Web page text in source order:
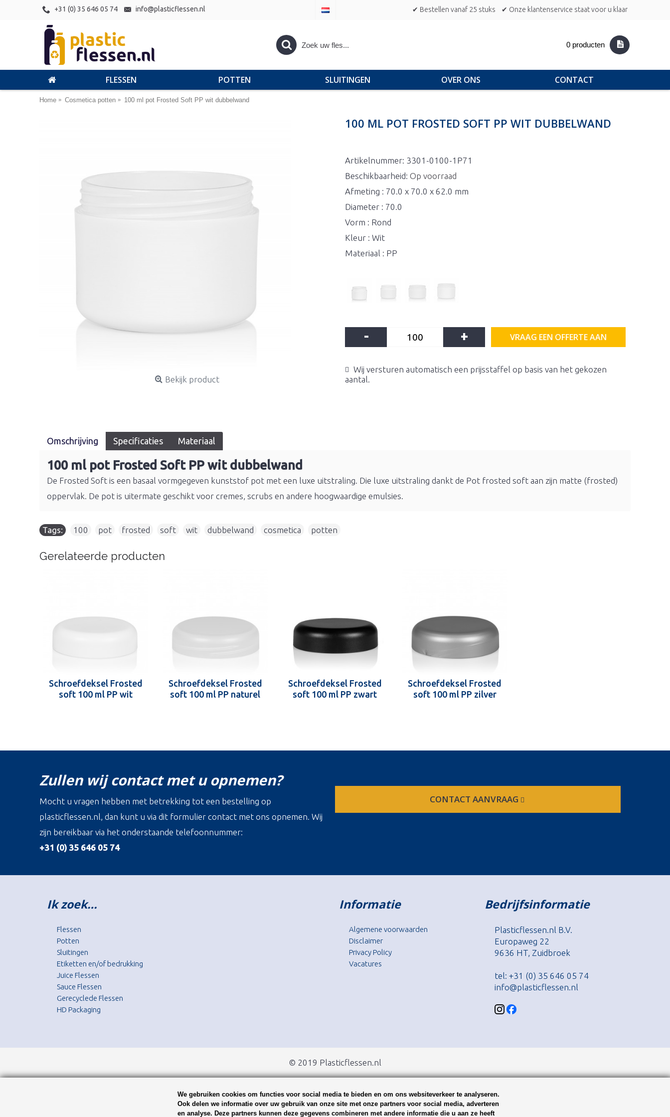
+31 (0) 35 646 05 74 info@plasticflessen.nl ✔ Bestellen vanaf 25 stuks ✔ Onze klantenservice staat voor u klaar
0 producten
FLESSEN POTTEN SLUITINGEN OVER ONS CONTACT
Home Cosmetica potten 100 ml pot Frosted Soft PP wit dubbelwand
Bekijk product
100 ML POT FROSTED SOFT PP WIT DUBBELWAND
Artikelnummer: 3301-0100-1P71
Beschikbaarheid: Op voorraad
Afmeting : 70.0 x 70.0 x 62.0 mm
Diameter : 70.0
Vorm : Rond
Kleur : Wit
Materiaal : PP
- + VRAAG EEN OFFERTE AAN
Wij versturen automatisch een prijsstaffel op basis van het gekozen
aantal.
Omschrijving Specificaties Materiaal
100 ml pot Frosted Soft PP wit dubbelwand
De Frosted Soft is een basaal vormgegeven kunststof pot met een luxe uitstraling. Die luxe uitstraling dankt de Pot frosted soft aan zijn matte (frosted)
oppervlak. De pot is uitermate geschikt voor cremes, scrubs en andere hoogwaardige emulsies.
Tags: 100 pot frosted soft wit dubbelwand cosmetica potten
Gerelateerde producten
Schroefdeksel Frosted
soft 100 ml PP wit
Schroefdeksel Frosted
soft 100 ml PP naturel
Schroefdeksel Frosted
soft 100 ml PP zwart
Schroefdeksel Frosted
soft 100 ml PP zilver
Zullen wij contact met u opnemen?
Mocht u vragen hebben met betrekking tot een bestelling op
plasticflessen.nl, dan kunt u via dit formulier contact met ons opnemen. Wij
zijn bereikbaar via het onderstaande telefoonnummer:
+31 (0) 35 646 05 74
CONTACT AANVRAAG
Ik zoek…
Flessen
Potten
Sluitingen
Etiketten en/of bedrukking
Juice Flessen
Sauce Flessen
Gerecyclede Flessen
HD Packaging
Informatie
Algemene voorwaarden
Disclaimer
Privacy Policy
Vacatures
Bedrijfsinformatie
Plasticflessen.nl B.V.
Europaweg 22
9636 HT, Zuidbroek
tel: +31 (0) 35 646 05 74
info@plasticflessen.nl
© 2019 Plasticflessen.nl
We gebruiken cookies om functies voor social media te bieden en om ons websiteverkeer te analyseren.
Ook delen we informatie over uw gebruik van onze site met onze partners voor social media, adverteren
en analyse. Deze partners kunnen deze gegevens combineren met andere informatie die u aan ze heeft